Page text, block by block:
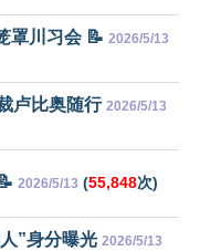
罩川习会 📝 2026/5/13
卢比奥随行 2026/5/13
2026/5/13 (55,848次)
”身分曝光 2026/5/13